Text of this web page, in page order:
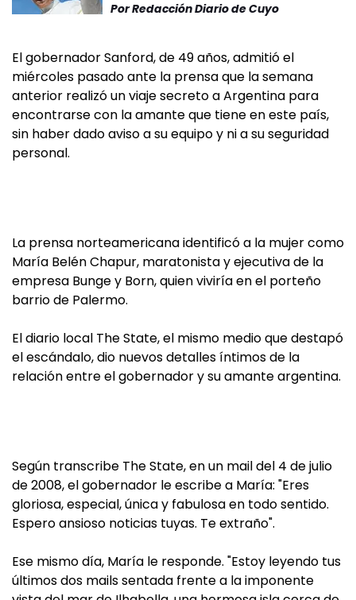
PorRedacción Diario de Cuyo
El gobernador Sanford, de 49 años, admitió el
miércoles pasado ante la prensa que la semana
anterior realizó un viaje secreto a Argentina para
encontrarse con la amante que tiene en este país,
sin haber dado aviso a su equipo y ni a su seguridad
personal.
La prensa norteamericana identificó a la mujer como
María Belén Chapur, maratonista y ejecutiva de la
empresa Bunge y Born, quien viviría en el porteño
barrio de Palermo.
El diario local The State, el mismo medio que destapó
el escándalo, dio nuevos detalles íntimos de la
relación entre el gobernador y su amante argentina.
Según transcribe The State, en un mail del 4 de julio
de 2008, el gobernador le escribe a María: "Eres
gloriosa, especial, única y fabulosa en todo sentido.
Espero ansioso noticias tuyas. Te extraño".
Ese mismo día, María le responde. "Estoy leyendo tus
últimos dos mails sentada frente a la imponente